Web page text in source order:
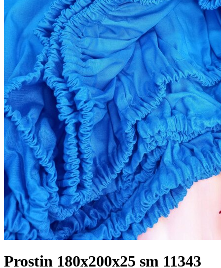
Prostin 180x200x25 sm 11343